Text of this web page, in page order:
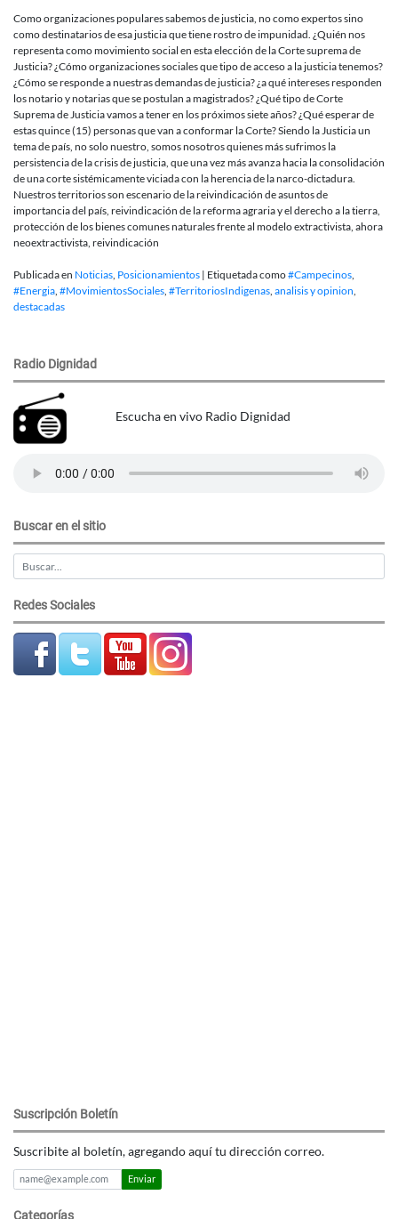
Como organizaciones populares sabemos de justicia, no como expertos sino
como destinatarios de esa justicia que tiene rostro de impunidad. ¿Quién nos
representa como movimiento social en esta elección de la Corte suprema de
Justicia? ¿Cómo organizaciones sociales que tipo de acceso a la justicia tenemos?
¿Cómo se responde a nuestras demandas de justicia? ¿a qué intereses responden
los notario y notarias que se postulan a magistrados? ¿Qué tipo de Corte
Suprema de Justicia vamos a tener en los próximos siete años? ¿Qué esperar de
estas quince (15) personas que van a conformar la Corte? Siendo la Justicia un
tema de país, no solo nuestro, somos nosotros quienes más sufrimos la
persistencia de la crisis de justicia, que una vez más avanza hacia la consolidación
de una corte sistémicamente viciada con la herencia de la narco-dictadura.
Nuestros territorios son escenario de la reivindicación de asuntos de
importancia del país, reivindicación de la reforma agraria y el derecho a la tierra,
protección de los bienes comunes naturales frente al modelo extractivista, ahora
neoextractivista, reivindicación
Publicada en Noticias, Posicionamientos | Etiquetada como#Campecinos,
#Energia, #MovimientosSociales, #TerritoriosIndigenas, analisis y opinion,
destacadas
Radio Dignidad
Escucha en vivo Radio Dignidad
Buscar en el sitio
Redes Sociales
Suscripción Boletín
Suscribite al boletín, agregando aquí tu dirección correo.
Enviar